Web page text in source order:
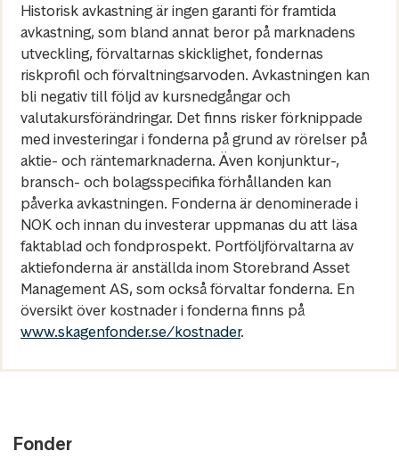
Historisk avkastning är ingen garanti för framtida
avkastning, som bland annat beror på marknadens
utveckling, förvaltarnas skicklighet, fondernas
riskprofil och förvaltningsarvoden. Avkastningen kan
bli negativ till följd av kursnedgångar och
valutakursförändringar. Det finns risker förknippade
med investeringar i fonderna på grund av rörelser på
aktie- och räntemarknaderna. Även konjunktur-,
bransch- och bolagsspecifika förhållanden kan
påverka avkastningen. Fonderna är denominerade i
NOK och innan du investerar uppmanas du att läsa
faktablad och fondprospekt. Portföljförvaltarna av
aktiefonderna är anställda inom Storebrand Asset
Management AS, som också förvaltar fonderna. En
översikt över kostnader i fonderna finns på
www.skagenfonder.se/kostnader.
Fonder